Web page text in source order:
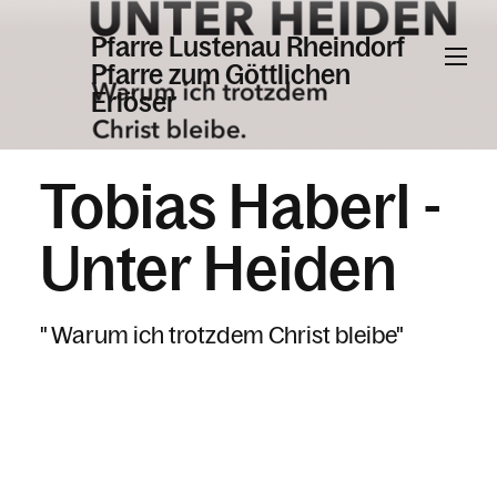
Pfarre Lustenau Rheindorf
Pfarre zum Göttlichen
Erlöser
Informationen
Kalender
Tobias Haberl -
Unter Heiden
" Warum ich trotzdem Christ bleibe"